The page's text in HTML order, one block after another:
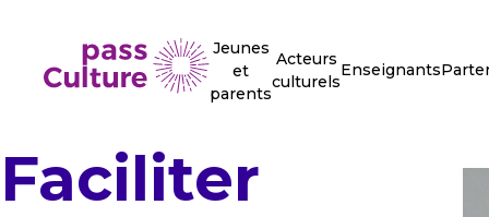
Jeunes
et
parents
Acteurs
culturels
Enseignants
Faciliter